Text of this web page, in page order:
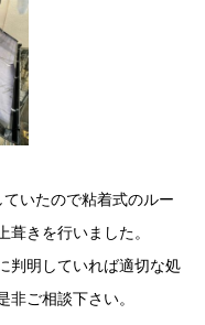
いたので粘着式のルー
きを行いました。
判明していれば適切な処
ご相談下さい。